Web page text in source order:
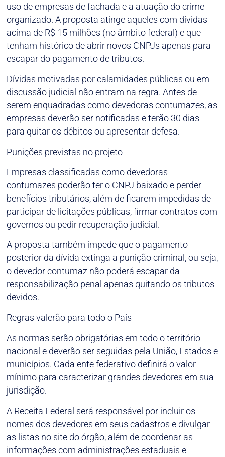
uso de empresas de fachada e a atuação do crime
organizado. A proposta atinge aqueles com dívidas
acima de R$ 15 milhões (no âmbito federal) e que
tenham histórico de abrir novos CNPJs apenas para
escapar do pagamento de tributos.
Dívidas motivadas por calamidades públicas ou em
discussão judicial não entram na regra. Antes de
serem enquadradas como devedoras contumazes, as
empresas deverão ser notificadas e terão 30 dias
para quitar os débitos ou apresentar defesa.
Punições previstas no projeto
Empresas classificadas como devedoras
contumazes poderão ter o CNPJ baixado e perder
benefícios tributários, além de ficarem impedidas de
participar de licitações públicas, firmar contratos com
governos ou pedir recuperação judicial.
A proposta também impede que o pagamento
posterior da dívida extinga a punição criminal, ou seja,
o devedor contumaz não poderá escapar da
responsabilização penal apenas quitando os tributos
devidos.
Regras valerão para todo o País
As normas serão obrigatórias em todo o território
nacional e deverão ser seguidas pela União, Estados e
municípios. Cada ente federativo definirá o valor
mínimo para caracterizar grandes devedores em sua
jurisdição.
A Receita Federal será responsável por incluir os
nomes dos devedores em seus cadastros e divulgar
as listas no site do órgão, além de coordenar as
informações com administrações estaduais e